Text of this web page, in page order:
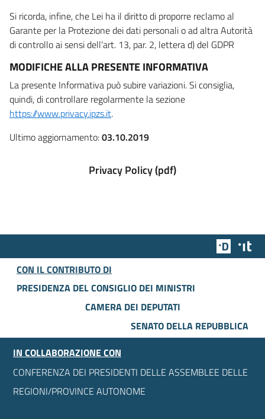
Si ricorda, infine, che Lei ha il diritto di proporre reclamo al
Garante per la Protezione dei dati personali o ad altra Autorità
di controllo ai sensi dell’art. 13, par. 2, lettera d) del GDPR
MODIFICHE ALLA PRESENTE INFORMATIVA
La presente Informativa può subire variazioni. Si consiglia,
quindi, di controllare regolarmente la sezione
https://www.privacy.ipzs.it.
Ultimo aggiornamento:03.10.2019
Privacy Policy (pdf)
Team
CON IL CONTRIBUTO DI
PRESIDENZA DEL CONSIGLIO DEI MINISTRI
CAMERA DEI DEPUTATI
SENATO DELLA REPUBBLICA
IN COLLABORAZIONE CON
CONFERENZA DEI PRESIDENTI DELLE ASSEMBLEE DELLE
REGIONI/PROVINCE AUTONOME